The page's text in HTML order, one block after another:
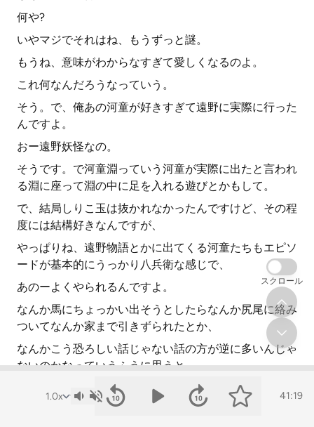
何や?
いやマジでそれはね、もうずっと謎。
もうね、意味がわからなすぎて愛しくなるのよ。
これ何なんだろうなっていう。
そう。で、俺あの河童が好きすぎて遠野に実際に行った
んですよ。
おー遠野妖怪なの。
そうです。で河童淵っていう河童が実際に出たと言われ
る淵に座って淵の中に足を入れる遊びとかもして。
で、結局しりこ玉は抜かれなかったんですけど、その程
度には結構好きなんですが、
やっぱりね、遠野物語とかに出てくる河童たちもエピソ
ードが基本的にうっかり八兵衛な感じで、
あのーよくやられるんですよ。
なんか馬にちょっかい出そうとしたらなんか尻尾に絡み
ついてなんか家まで引きずられたとか、
なんかこう恐ろしい話じゃない話の方が逆に多いんじゃ
ないのかなっていうふうに思うと、
なんかそういうなんていうのかな、ちょっとこう角度の
違う未確認生物的な感じで、
41:19
スクロール